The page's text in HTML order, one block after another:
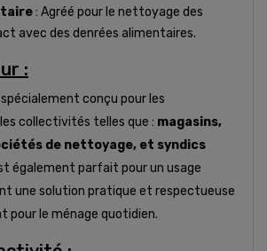
: Agréé pour le nettoyage des
avec des denrées alimentaires.
:
conçu pour les
collectivités telles que : magasins,
de nettoyage, et syndics
également parfait pour un usage
une solution pratique et respectueuse
pour le ménage quotidien.